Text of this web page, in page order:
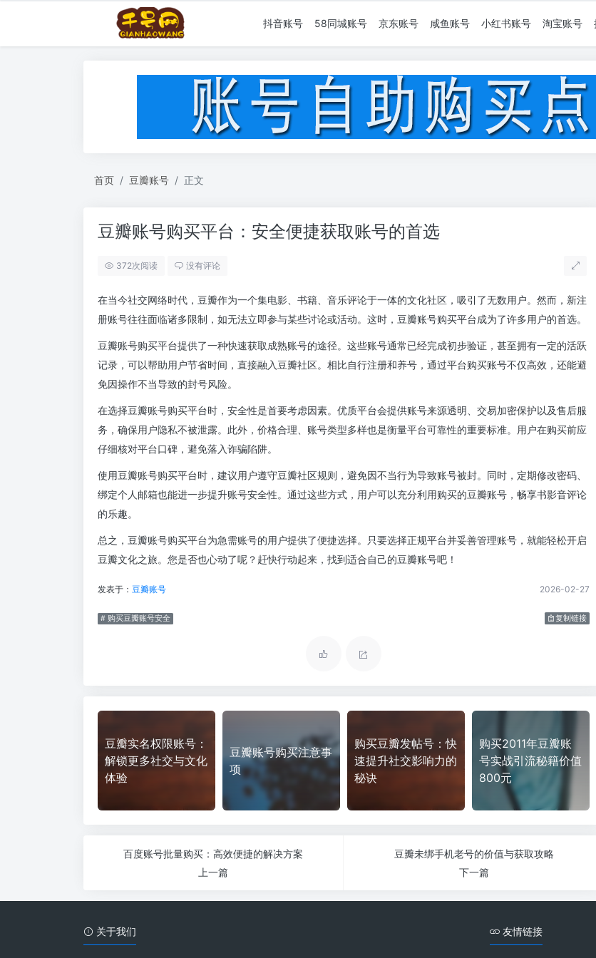
抖音账号 58同城账号 京东账号 咸鱼账号 小红书账号 淘宝账号
首页 豆瓣账号 正文
豆瓣账号购买平台：安全便捷获取账号的首选
372次阅读 没有评论
在当今社交网络时代，豆瓣作为一个集电影、书籍、音乐评论于一体的文化社区，吸引了无数用户。然而，新注
册账号往往面临诸多限制，如无法立即参与某些讨论或活动。这时，豆瓣账号购买平台成为了许多用户的首选。
豆瓣账号购买平台提供了一种快速获取成熟账号的途径。这些账号通常已经完成初步验证，甚至拥有一定的活跃
记录，可以帮助用户节省时间，直接融入豆瓣社区。相比自行注册和养号，通过平台购买账号不仅高效，还能避
免因操作不当导致的封号风险。
在选择豆瓣账号购买平台时，安全性是首要考虑因素。优质平台会提供账号来源透明、交易加密保护以及售后服
务，确保用户隐私不被泄露。此外，价格合理、账号类型多样也是衡量平台可靠性的重要标准。用户在购买前应
仔细核对平台口碑，避免落入诈骗陷阱。
使用豆瓣账号购买平台时，建议用户遵守豆瓣社区规则，避免因不当行为导致账号被封。同时，定期修改密码、
绑定个人邮箱也能进一步提升账号安全性。通过这些方式，用户可以充分利用购买的豆瓣账号，畅享书影音评论
的乐趣。
总之，豆瓣账号购买平台为急需账号的用户提供了便捷选择。只要选择正规平台并妥善管理账号，就能轻松开启
豆瓣文化之旅。您是否也心动了呢？赶快行动起来，找到适合自己的豆瓣账号吧！
发表于： 豆瓣账号 2026-02-27
# 购买豆瓣账号安全 复制链接
豆瓣实名权限账号：
解锁更多社交与文化
体验
豆瓣账号购买注意事
项
购买豆瓣发帖号：快
速提升社交影响力的
秘诀
购买2011年豆瓣账
号实战引流秘籍价值
800元
百度账号批量购买：高效便捷的解决方案
上一篇
豆瓣未绑手机老号的价值与获取攻略
下一篇
关于我们 友情链接